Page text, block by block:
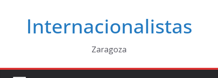
contenidoInternacionalistas
Zaragoza